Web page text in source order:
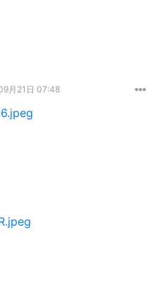
月21日 07:48